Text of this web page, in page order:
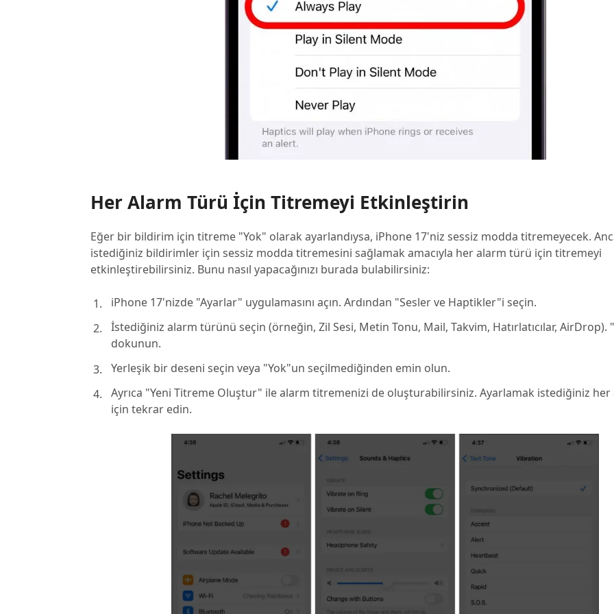
Her Alarm Türü İçin Titremeyi Etkinleştirin
Eğer bir bildirim için titreme "Yok" olarak ayarlandıysa, iPhone 17'niz sessiz modda titremeyecek.
istediğiniz bildirimler için sessiz modda titremesini sağlamak amacıyla her alarm türü için titremeyi
etkinleştirebilirsiniz. Bunu nasıl yapacağınızı burada bulabilirsiniz:
iPhone 17'nizde "Ayarlar" uygulamasını açın. Ardından "Sesler ve Haptikler"i seçin.
İstediğiniz alarm türünü seçin (örneğin, Zil Sesi, Metin Tonu, Mail, Takvim, Hatırlatıcılar, AirDrop).
dokunun.
Yerleşik bir deseni seçin veya "Yok"un seçilmediğinden emin olun.
Ayrıca "Yeni Titreme Oluştur" ile alarm titremenizi de oluşturabilirsiniz. Ayarlamak istediğiniz
için tekrar edin.